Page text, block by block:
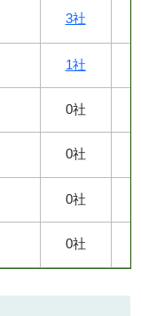
3社
1社
0社
0社
0社
0社